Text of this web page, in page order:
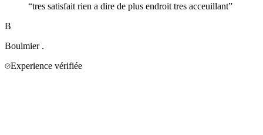
“tres satisfait rien a dire de plus endroit tres acceuillant”
B
Boulmier .
Experience vérifiée